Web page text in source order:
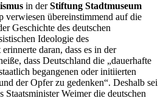
in derStiftung Stadtmuseum
verwiesen übereinstimmend auf die
Geschichte des deutschen
Ideologie des
daran, dass es in der
dass Deutschland die „dauerhafte
begangenen oder initiierten
der Opfer zu gedenken“. Deshalb sei
Staatsminister Weimer die deutschen